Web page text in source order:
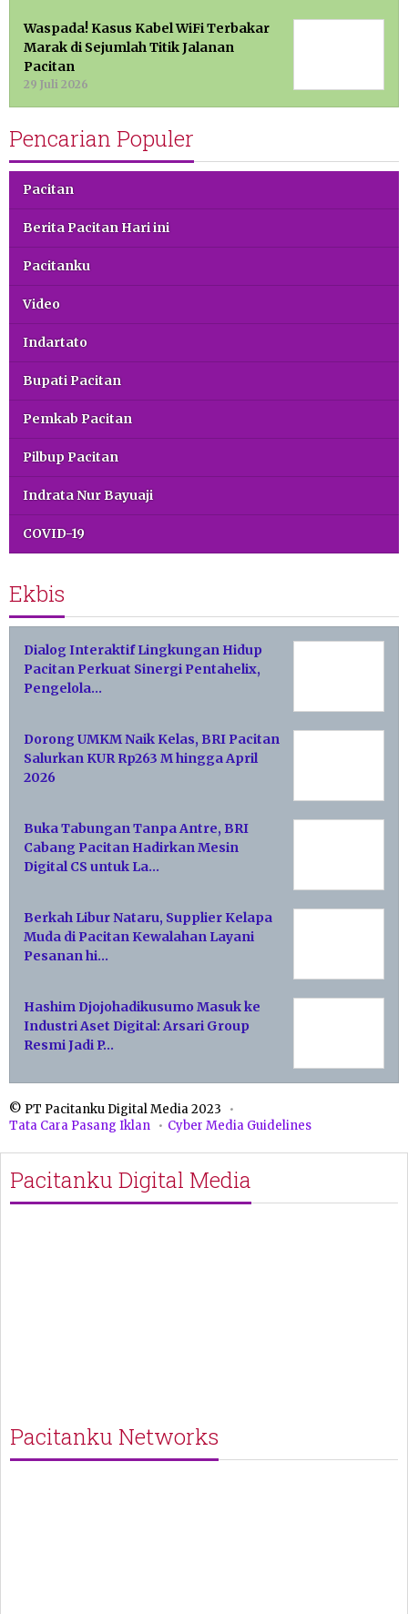
Waspada! Kasus Kabel WiFi Terbakar
Marak di Sejumlah Titik Jalanan
Pacitan
29 Juli 2026
Pencarian Populer
Pacitan
Berita Pacitan Hari ini
Pacitanku
Video
Indartato
Bupati Pacitan
Pemkab Pacitan
Pilbup Pacitan
Indrata Nur Bayuaji
COVID-19
Ekbis
Dialog Interaktif Lingkungan Hidup
Pacitan Perkuat Sinergi Pentahelix,
Pengelola…
Dorong UMKM Naik Kelas, BRI Pacitan
Salurkan KUR Rp263 M hingga April
2026
Buka Tabungan Tanpa Antre, BRI
Cabang Pacitan Hadirkan Mesin
Digital CS untuk La…
Berkah Libur Nataru, Supplier Kelapa
Muda di Pacitan Kewalahan Layani
Pesanan hi…
Hashim Djojohadikusumo Masuk ke
Industri Aset Digital: Arsari Group
Resmi Jadi P…
© PT Pacitanku Digital Media 2023
Tata Cara Pasang Iklan
Cyber Media Guidelines
Pacitanku Digital Media
Pacitanku Networks